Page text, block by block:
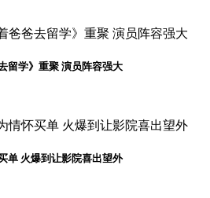
留学》重聚 演员阵容强大
单 火爆到让影院喜出望外